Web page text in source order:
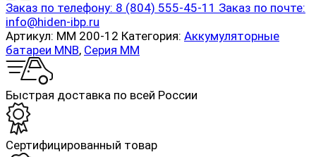
Заказ по телефону: 8 (804) 555-45-11 Заказ по почте:
info@hiden-ibp.ru
Артикул: MM 200-12 Категория: Аккумуляторные
батареи MNB, Серия MM
Быстрая доставка по всей России
Cертифицированный товар